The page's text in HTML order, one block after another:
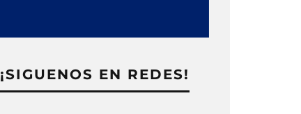
¡SIGUENOS EN REDES!